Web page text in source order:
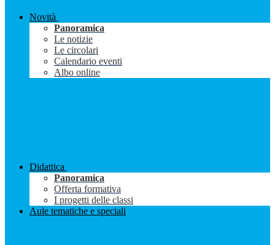
Novità
Panoramica
Le notizie
Le circolari
Calendario eventi
Albo online
Didattica
Panoramica
Offerta formativa
I progetti delle classi
Aule tematiche e speciali